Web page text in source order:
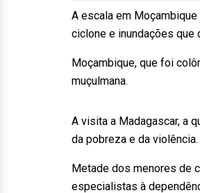
A escala em
ciclone e inundações que
Moçambique, que foi
muçulmana.
A visita a Madagascar, a
da pobreza e da violência.
Metade dos menores de
especialistas à